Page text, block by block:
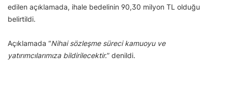
edilen açıklamada, ihale bedelinin 90,30 milyon TL olduğu
belirtildi.
Açıklamada “Nihai sözleşme süreci kamuoyu ve
yatırımcılarımıza bildirilecektir.” denildi.